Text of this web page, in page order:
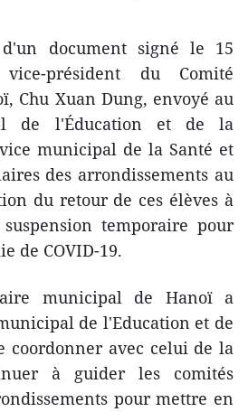
document signé le 15
président du Comité
Chu Xuan Dung, envoyé au
de l'Éducation et de la
municipal de la Santé et
des arrondissements au
du retour de ces élèves à
temporaire pour
de COVID-19.
municipal de Hanoï a
de l'Education et de
coordonner avec celui de la
à guider les comités
pour mettre en